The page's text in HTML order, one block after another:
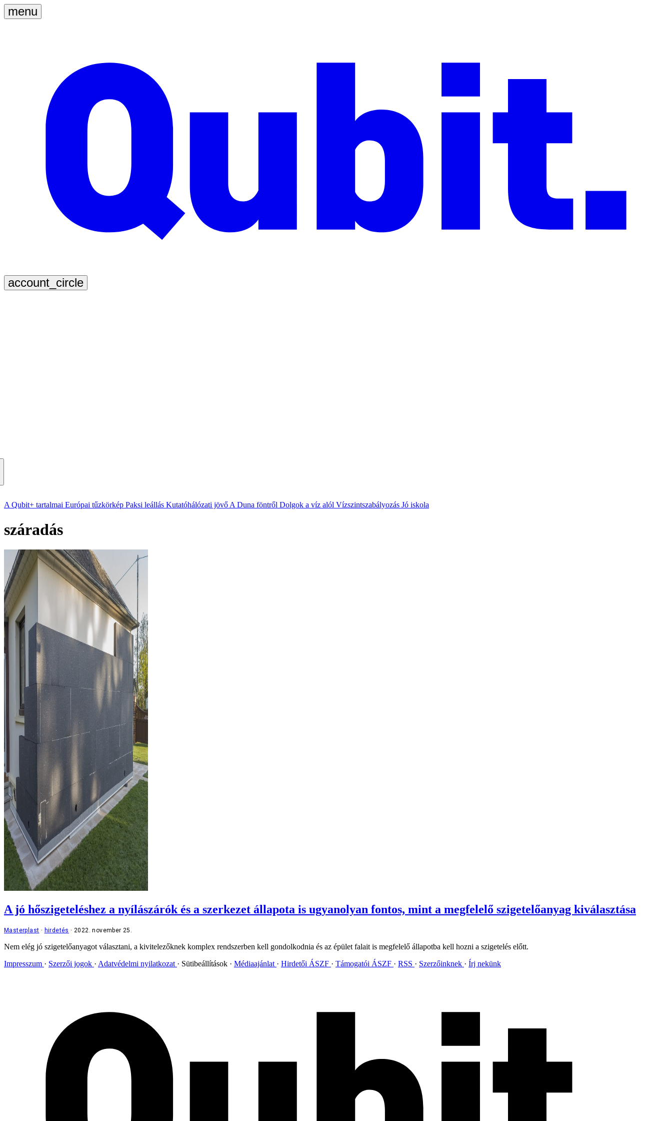
A Qubit+ tartalmai Európai tűzkörkép Paksi leállás Kutatóhálózati jövő A Duna föntről Dolgok a víz alól Vízszintszabályozás Jó iskola
száradás
A jó hőszigeteléshez a nyílászárók és a szerkezet állapota is ugyanolyan fontos, mint a megfelelő szigetelőanyag kiválasztása
Masterplast hirdetés 2022. november 25.
Nem elég jó szigetelőanyagot választani, a kivitelezőknek komplex rendszerben kell gondolkodnia és az épület falait is megfelelő állapotba kell hozni a szigetelés előtt.
Impresszum
Szerzői jogok Adatvédelmi nyilatkozat Sütibeállítások Médiaajánlat Hirdetői ÁSZF Támogatói ÁSZF RSS Szerzőinknek Írj nekünk